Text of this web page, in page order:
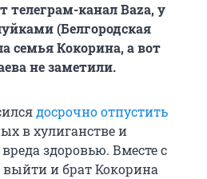
телеграм-канал Baza, у
(Белгородская
семья Кокорина, а вот
не заметили.
досрочно отпустить
в хулиганстве и
здоровью. Вместе с
и брат Кокорина